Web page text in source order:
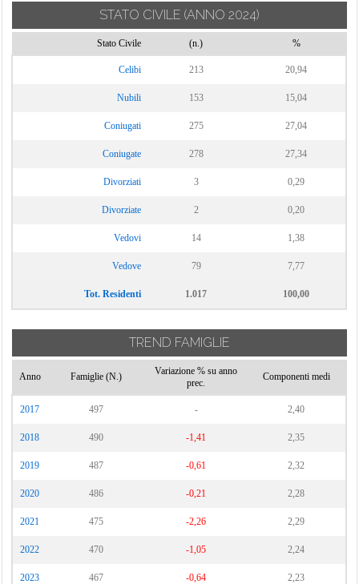
STATO CIVILE (ANNO 2024)
Stato Civile (n.) %
Celibi 213 20,94
Nubili 153 15,04
Coniugati 275 27,04
Coniugate 278 27,34
Divorziati 3 0,29
Divorziate 2 0,20
Vedovi 14 1,38
Vedove 79 7,77
Tot. Residenti 1.017 100,00
TREND FAMIGLIE
Anno Famiglie (N.)
Variazione % su anno
prec.
Componenti medi
2017 497 - 2,40
2018 490 -1,41 2,35
2019 487 -0,61 2,32
2020 486 -0,21 2,28
2021 475 -2,26 2,29
2022 470 -1,05 2,24
2023 467 -0,64 2,23